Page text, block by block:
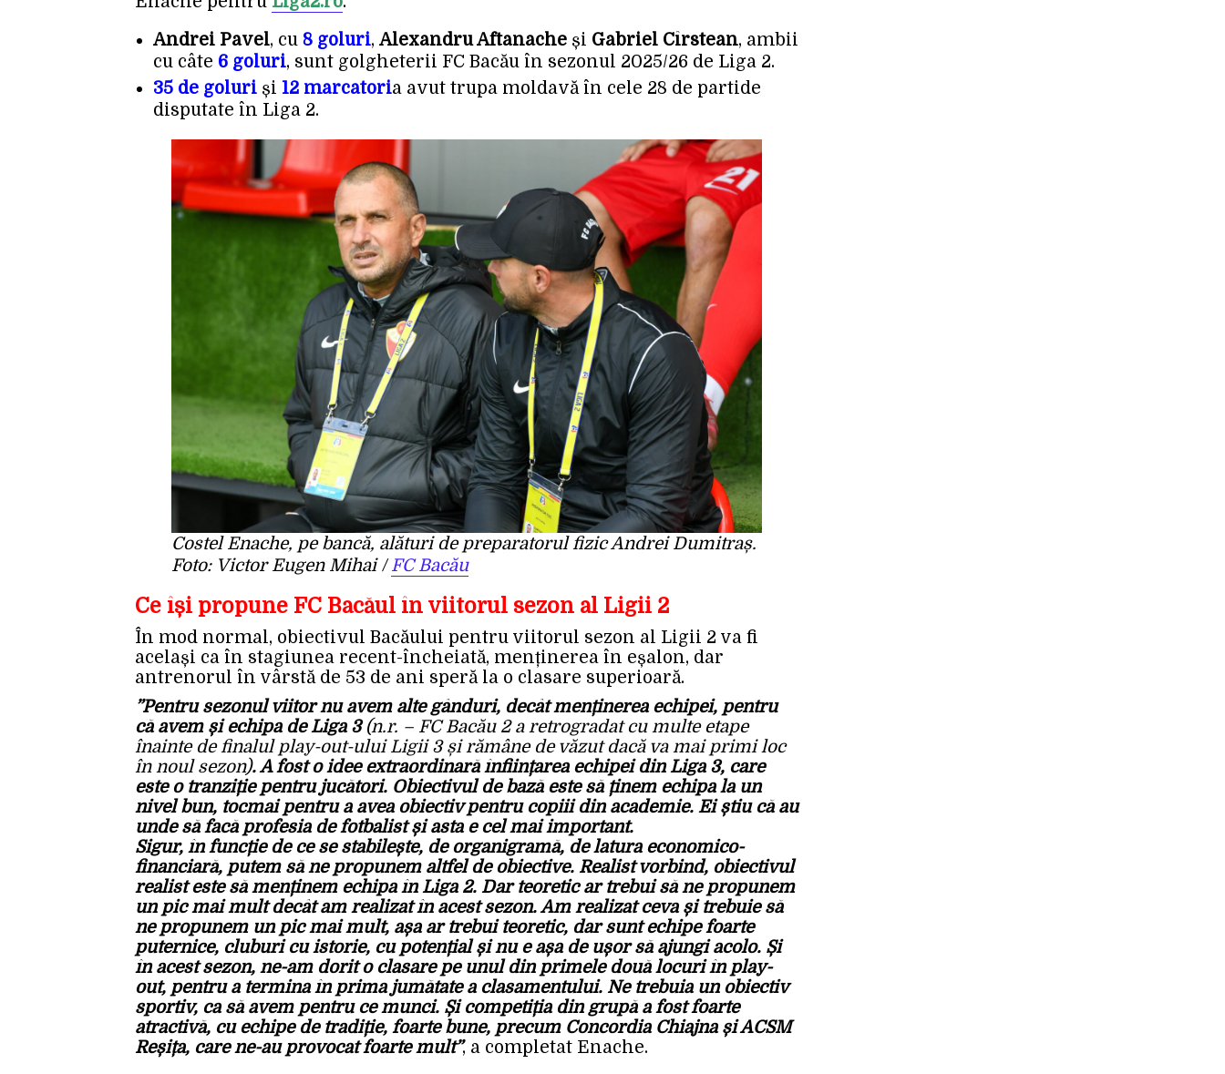
Andrei Pavel, cu 8 goluri, Alexandru Aftanache și Gabriel Cîrstean, ambii
cu câte 6 goluri, sunt golgheterii FC Bacău în sezonul 2025/26 de Liga 2.
35 de goluri și 12 marcatoria avut trupa moldavă în cele 28 de partide
disputate în Liga 2.
Costel Enache, pe bancă, alături de preparatorul fizic Andrei Dumitraș.
Foto: Victor Eugen Mihai/ FC Bacău
Ce își propune FC Bacăul în viitorul sezon al Ligii 2
În mod normal, obiectivul Bacăului pentru viitorul sezon al Ligii 2 va fi
același ca în stagiunea recent-încheiată, menținerea în eșalon, dar
antrenorul în vârstă de 53 de ani speră la o clasare superioară.
”Pentru sezonul viitor nu avem alte gânduri, decât menținerea echipei, pentru
că avem și echipa de Liga 3(n.r. – FC Bacău 2 a retrogradat cu multe etape
înainte de finalul play-out-ului Ligii 3 și rămâne de văzut dacă va mai primi loc
în noul sezon). A fost o idee extraordinară înființarea echipei din Liga 3, care
este o tranziție pentru jucători. Obiectivul de bază este să ținem echipa la un
nivel bun, tocmai pentru a avea obiectiv pentru copiii din academie. Ei știu că au
unde să facă profesia de fotbalist și asta e cel mai important.
Sigur, în funcție de ce se stabilește, de organigramă, de latura economico-
financiară, putem să ne propunem altfel de obiective. Realist vorbind, obiectivul
realist este să menținem echipa în Liga 2. Dar teoretic ar trebui să ne propunem
un pic mai mult decât am realizat în acest sezon. Am realizat ceva și trebuie să
ne propunem un pic mai mult, așa ar trebui teoretic, dar sunt echipe foarte
puternice, cluburi cu istorie, cu potențial și nu e așa de ușor să ajungi acolo. Și
în acest sezon, ne-am dorit o clasare pe unul din primele două locuri în play-
out, pentru a termina în prima jumătate a clasamentului. Ne trebuia un obiectiv
sportiv, ca să avem pentru ce munci. Și competiția din grupă a fost foarte
atractivă, cu echipe de tradiție, foarte bune, precum Concordia Chiajna și ACSM
Reșița, care ne-au provocat foarte mult”, a completat Enache.